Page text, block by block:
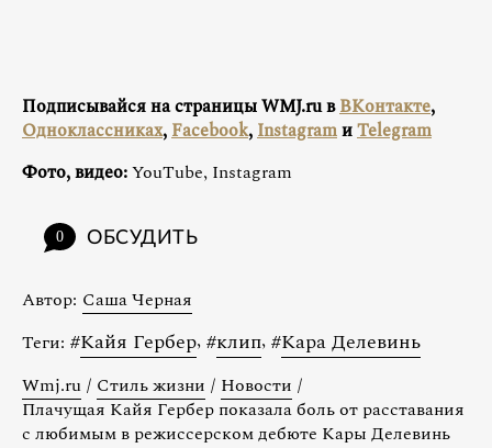
Подписывайся на страницы WMJ.ru вВКонтакте,
Одноклассниках, Facebook, InstagramиTelegram
Фото, видео:YouTube, Instagram
0 ОБСУДИТЬ
Автор: Саша Черная
Теги: #Кайя Гербер, #клип, #Кара Делевинь
Wmj.ru / Стиль жизни / Новости /
Плачущая Кайя Гербер показала боль от расставания
с любимым в режиссерском дебюте Кары Делевинь